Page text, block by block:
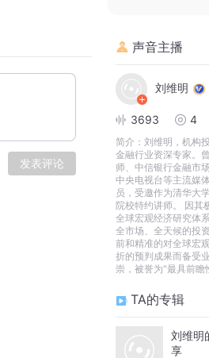
发表评论
声音主播
刘维明
3693 4
简介： 刘维明，机构
金融行业资深专家。
师、中信银行金融市
中央电视台等主流媒
员，受邀作为清华大
院校特约讲师。 因其
全球宏观经济研究体
全市场、全天候的投
前和精准的对全球宏
折的预判成果而备受
崇，被誉为“最具前瞻
TA的专辑
刘维明
享